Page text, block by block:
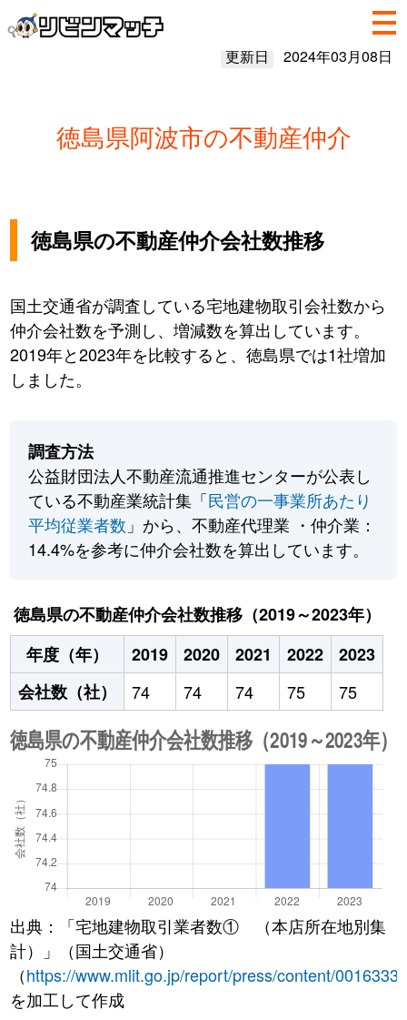
更新日 2024年03月08日
徳島県阿波市の不動産仲介
徳島県の不動産仲介会社数推移
国土交通省が調査している宅地建物取引会社数から
仲介会社数を予測し、増減数を算出しています。
2019年と2023年を比較すると、徳島県では1社増加
しました。
調査方法
公益財団法人不動産流通推進センターが公表し
ている不動産業統計集「民営の一事業所あたり
平均従業者数 」から、不動産代理業 ・仲介業：
14.4%を参考に仲介会社数を算出しています。
徳島県の不動産仲介会社数推移（2019～2023年）
年度（年）
2019 2020 2021 2022
2023
会社数（社）
74 74 74 75 75
出典：「宅地建物取引業者数① （本店所在地別集
計）」（国土交通省）
（https://www.mlit.go.jp/report/press/content/
を加工して作成